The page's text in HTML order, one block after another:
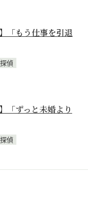
「もう仕事を引退
偵
「ずっと未婚より
偵